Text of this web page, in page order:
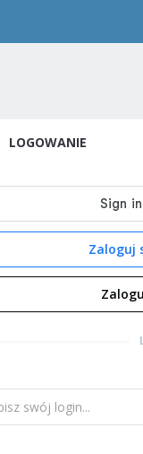
LOGOWANIE
Zaloguj